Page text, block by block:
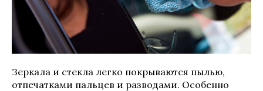
Зеркала и стекла легко покрываются пылью,
отпечатками пальцев и разводами. Особенно